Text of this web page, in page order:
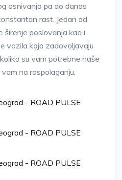
osnivanja pa do danas
rast. Jedan od
širenje poslovanja kao i
vozila koja zadovoljavaju
su vam potrebne naše
na raspolaganju.